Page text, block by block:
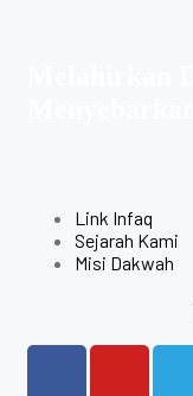
Link Infaq
Sejarah Kami
Misi Dakwah